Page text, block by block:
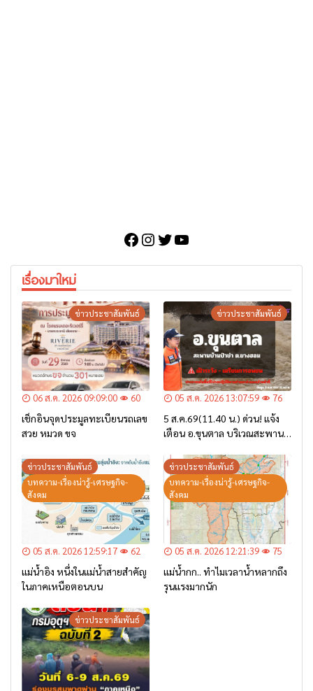
Facebook
Instagram
Twitter
YouTube
เรื่องมาใหม่
ข่าวประชาสัมพันธ์
06 ส.ค. 2026 09:09:00 60
เช็กอินจุดประมูลทะเบียนรถเลข
สวย หมวด ขจ
ข่าวประชาสัมพันธ์
05 ส.ค. 2026 13:07:59 76
5 ส.ค.69(11.40 น.) ด่วน! แจ้ง
เตือน อ.ขุนตาล บริเวณสะพาน
– เตรียมการอพยพ”
ข่าวประชาสัมพันธ์
บทความ-เรื่องน่ารู้-เศรษฐกิจ-
สังคม
05 ส.ค. 2026 12:59:17 62
แม่น้ำอิง หนึ่งในแม่น้ำสายสำคัญ
ในภาคเหนือตอนบน
ข่าวประชาสัมพันธ์
บทความ-เรื่องน่ารู้-เศรษฐกิจ-
สังคม
05 ส.ค. 2026 12:21:39 75
แม่น้ำกก.. ทำไมเวลาน้ำหลากถึง
รุนแรงมากนัก
ข่าวประชาสัมพันธ์